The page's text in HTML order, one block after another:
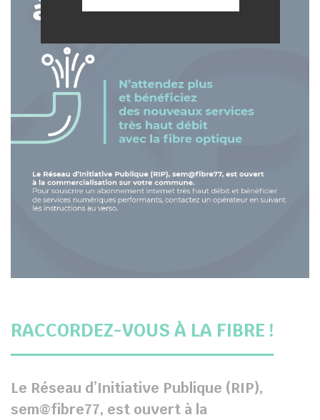
RACCORDEZ-VOUS À LA FIBRE !
Le Réseau d’Initiative Publique (RIP),
sem@fibre77, est ouvert à la